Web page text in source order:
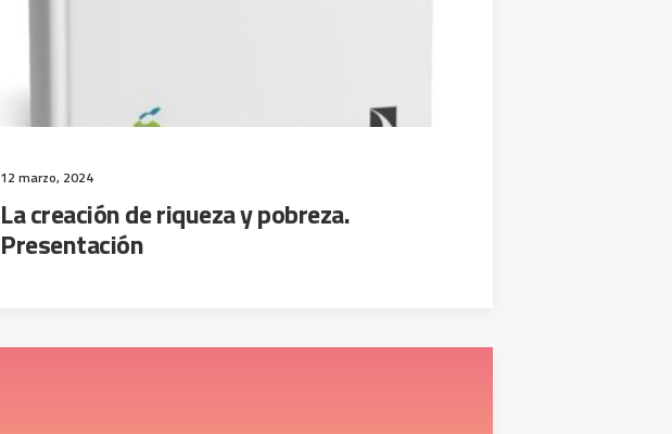
12 marzo, 2024
La creación de riqueza y pobreza.
Presentación